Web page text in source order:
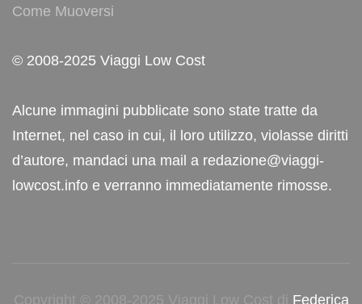
Come Muoversi
© 2008-2025 Viaggi Low Cost
Alcune immagini pubblicate sono state tratte da
Internet, nel caso in cui, il loro utilizzo, violasse diritti
d’autore, mandaci una mail a redazione@viaggi-
lowcost.info e verranno immediatamente rimosse.
Copyright © 2008-2025 Viaggi Low Cost di Federica